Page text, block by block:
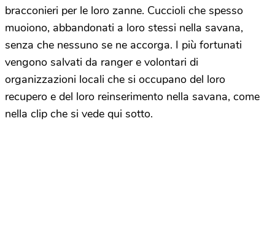
bracconieri per le loro zanne. Cuccioli che spesso
muoiono, abbandonati a loro stessi nella savana,
senza che nessuno se ne accorga. I più fortunati
vengono salvati da ranger e volontari di
organizzazioni locali che si occupano del loro
recupero e del loro reinserimento nella savana, come
nella clip che si vede qui sotto.